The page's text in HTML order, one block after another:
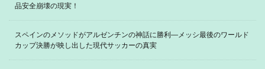
品安全崩壊の現実！
スペインのメソッドがアルゼンチンの神話に勝利―メッシ最後のワールド
カップ決勝が映し出した現代サッカーの真実